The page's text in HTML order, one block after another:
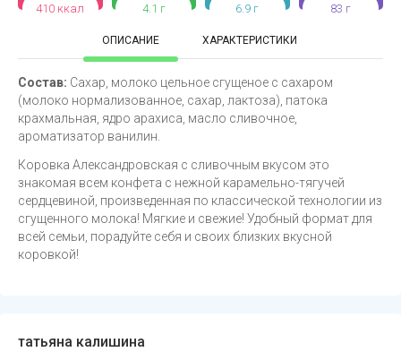
410 ккал 4.1 г 6.9 г 83 г
ОПИСАНИЕ ХАРАКТЕРИСТИКИ
Состав: Сахар, молоко цельное сгущеное с сахаром
(молоко нормализованное, сахар, лактоза), патока
крахмальная, ядро арахиса, масло сливочное,
ароматизатор ванилин.
Коровка Александровская с сливочным вкусом это
знакомая всем конфета с нежной карамельно-тягучей
сердцевиной, произведенная по классической технологии из
сгущенного молока! Мягкие и свежие! Удобный формат для
всей семьи, порадуйте себя и своих близких вкусной
коровкой!
татьяна калишина